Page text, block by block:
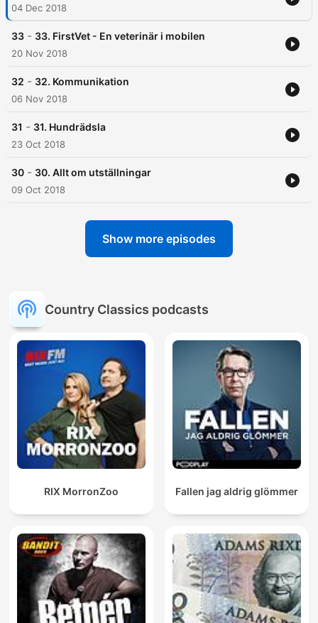
04 Dec 2018
33 - 33. FirstVet - En veterinär i mobilen
20 Nov 2018
32 - 32. Kommunikation
06 Nov 2018
31 - 31. Hundrädsla
23 Oct 2018
30 - 30. Allt om utställningar
09 Oct 2018
Show more episodes
Country Classics podcasts
RIX MorronZoo Fallen jag aldrig glömmer